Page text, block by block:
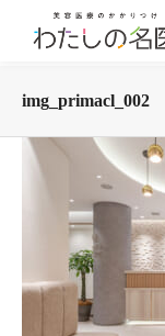
img_primacl_002